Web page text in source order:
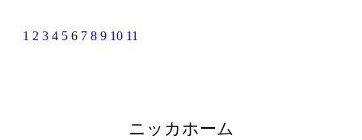
1 2 3 4 5 6 7 8 9 10 11
ニッカホーム